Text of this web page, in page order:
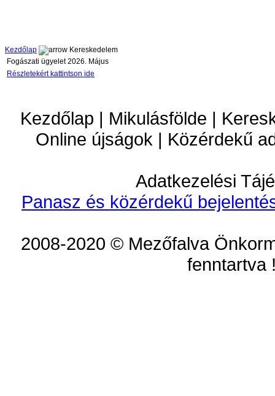
Kezdőlap
Kereskedelem
Fogászati ügyelet 2026. Május
Részletekért kattintson ide
Kezdőlap | Mikulásfölde |
Online újságok | Közérdekű
Adatkezelési
Panasz és közérdekű
2008-2020 © Mezőfalva
fenntartva